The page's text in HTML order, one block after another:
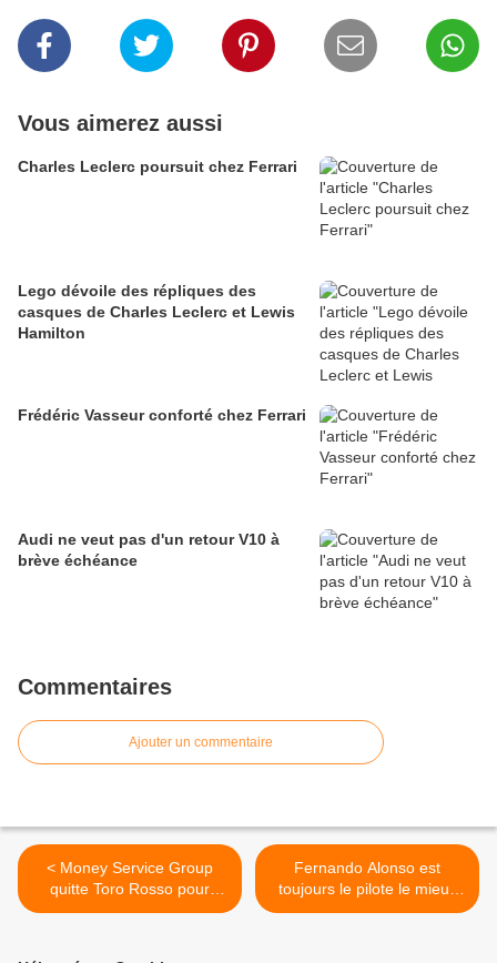
Vous aimerez aussi
Charles Leclerc poursuit chez Ferrari
Lego dévoile des répliques des
casques de Charles Leclerc et Lewis
Hamilton
Frédéric Vasseur conforté chez Ferrari
Audi ne veut pas d'un retour V10 à
brève échéance
Commentaires
Ajouter un commentaire
< Money Service Group
quitte Toro Rosso pour
Sauber
Fernando Alonso est
toujours le pilote le mieux
payé en F1 >